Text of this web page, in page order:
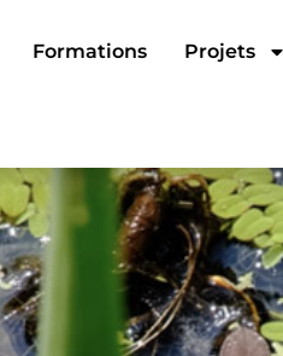
Formations Projets